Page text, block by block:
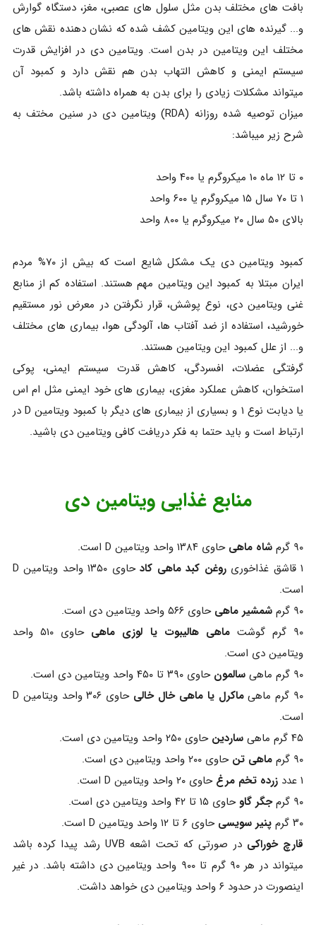
بافت های مختلف بدن مثل سلول های عصبی، مغز، دستگاه گوارش
و... گیرنده های این ویتامین کشف شده که نشان دهنده نقش های
مختلف این ویتامین در بدن است. ویتامین دی در افزایش قدرت
سیستم ایمنی و کاهش التهاب بدن هم نقش دارد و کمبود آن
میتواند مشکلات زیادی را برای بدن به همراه داشته باشد.
میزان توصیه شده روزانه (RDA) ویتامین دی در سنین مختف به
شرح زیر میباشد:
۰ تا ۱۲ ماه ۱۰ میکروگرم یا ۴۰۰ واحد
۱ تا ۷۰ سال ۱۵ میکروگرم یا ۶۰۰ واحد
بالای ۵۰ سال ۲۰ میکروگرم یا ۸۰۰ واحد
کمبود ویتامین دی یک مشکل شایع است که بیش از ۷۰% مردم
ایران مبتلا به کمبود این ویتامین مهم هستند. استفاده کم از منابع
غنی ویتامین دی، نوع پوشش، قرار نگرفتن در معرض نور مستقیم
خورشید، استفاده از ضد آفتاب ها، آلودگی هوا، بیماری های مختلف
و... از علل کمبود این ویتامین هستند.
گرفتگی عضلات، افسردگی، کاهش قدرت سیستم ایمنی، پوکی
استخوان، کاهش عملکرد مغزی، بیماری های خود ایمنی مثل ام اس
یا دیابت نوع ۱ و بسیاری از بیماری های دیگر با کمبود ویتامین D در
ارتباط است و باید حتما به فکر دریافت کافی ویتامین دی باشید.
منابع غذایی ویتامین دی
۹۰ گرم شاه ماهی حاوی ۱۳۸۴ واحد ویتامین D است.
۱ قاشق غذاخوری
روغن کبد ماهی کاد
حاوی ۱۳۵۰ واحد ویتامین D
است.
۹۰ گرم
شمشیر ماهی حاوی ۵۶۶ واحد ویتامین دی است.
۹۰ گرم گوشت
ماهی هالیبوت یا لوزی ماهی
حاوی ۵۱۰ واحد
ویتامین دی است.
۹۰ گرم ماهی
سالمونحاوی ۳۹۰ تا ۴۵۰ واحد ویتامین دی است.
۹۰ گرم ماهی
ماکرل یا ماهی خال خالی
حاوی ۳۰۶ واحد ویتامین D
است.
۴۵ گرم ماهی
ساردینحاوی ۲۵۰ واحد ویتامین دی است.
۹۰ گرم
ماهی تن حاوی ۲۰۰ واحد ویتامین دی است.
۱ عدد
زرده تخم مرغ حاوی ۲۰ واحد ویتامین D است.
۹۰ گرم
جگر گاوحاوی ۱۵ تا ۴۲ واحد ویتامین دی است.
۳۰ گرم
پنیر سویسی حاوی ۶ تا ۱۲ واحد ویتامین D است.
قارچ خوراکی
در صورتی که تحت اشعه UVB رشد پیدا کرده باشد
میتواند در هر ۹۰ گرم تا ۹۰۰ واحد ویتامین دی داشته باشد. در غیر
اینصورت در حدود ۶ واحد ویتامین دی خواهد داشت.